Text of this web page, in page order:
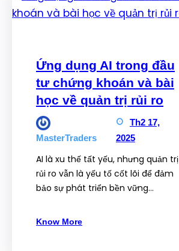
Ứng dụng AI trong đầu
tư chứng khoán và bài
học về quản trị rủi ro
MasterTraders
Th2 17,
2025
AI là xu thế tất yếu, nhưng quản trị
rủi ro vẫn là yếu tố cốt lõi để đảm
bảo sự phát triển bền vững…
Know More